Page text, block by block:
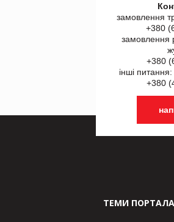
замовлення
+380
замовлення
+380
інші
+380
ТЕМИ ПОРТАЛА